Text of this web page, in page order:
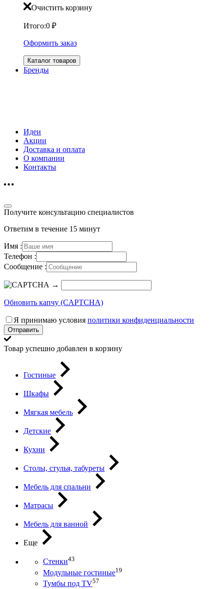
Очистить корзину
Итого:0 ₽
Оформить заказ
Каталог товаров
Бренды
Идеи
Акции
Доставка и оплата
О компании
Контакты
Получите консультацию специалистов
Ответим в течение 15 минут
Имя :
Телефон :
Сообщение :
→
Обновить капчу (CAPTCHA)
Я принимаю условия политики конфиденциальности
Отправить
Товар успешно добавлен в корзину
Гостиные
Шкафы
Мягкая мебель
Детские
Кухни
Столы, стулья, табуреты
Мебель для спальни
Матрасы
Мебель для ванной
Еще
Стенки43
Модульные гостиные19
Тумбы под ТV57